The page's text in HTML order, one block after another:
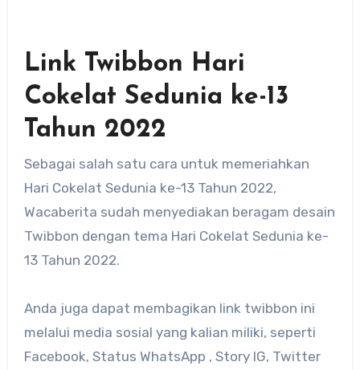
Link Twibbon Hari
Cokelat Sedunia ke-13
Tahun 2022
Sebagai salah satu cara untuk memeriahkan
Hari Cokelat Sedunia ke-13 Tahun 2022,
Wacaberita sudah menyediakan beragam desain
Twibbon dengan tema Hari Cokelat Sedunia ke-
13 Tahun 2022.
Anda juga dapat membagikan link twibbon ini
melalui media sosial yang kalian miliki, seperti
Facebook, Status WhatsApp , Story IG, Twitter